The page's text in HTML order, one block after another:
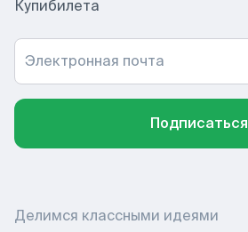
Купибилета
Электронная почта
Подписаться
Делимся классными идеями